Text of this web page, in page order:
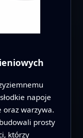
napoje
oraz warzywa.
prosty
którzy